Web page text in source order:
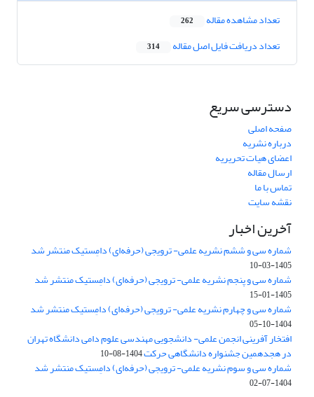
تعداد مشاهده مقاله 262
تعداد دریافت فایل اصل مقاله 314
دسترسی سریع
صفحه اصلی
درباره نشریه
اعضای هیات تحریریه
ارسال مقاله
تماس با ما
نقشه سایت
آخرین اخبار
شماره سی و ششم نشریه علمی- ترویجی (حرفه‌ای) دامِستیک منتشر شد
1405-03-10
شماره سی و پنجم نشریه علمی- ترویجی (حرفه‌ای) دامِستیک منتشر شد
1405-01-15
شماره سی و چهارم نشریه علمی- ترویجی (حرفه‌ای) دامِستیک منتشر شد
1404-10-05
افتخار آفرینی انجمن علمی- دانشجویی مهندسی علوم دامی دانشگاه تهران
در هجدهمین جشنواره دانشگاهی حرکت1404-08-10
شماره سی و سوم نشریه علمی- ترویجی (حرفه‌ای) دامِستیک منتشر شد
1404-07-02